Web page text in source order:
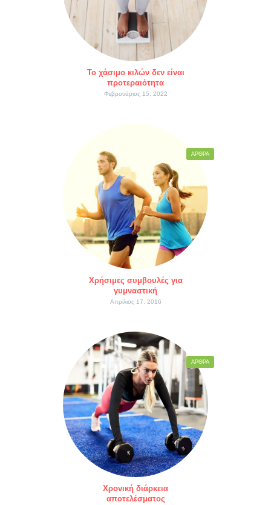
Το χάσιμο κιλών δεν είναι
προτεραιότητα
Φεβρουάριος 15, 2022
Χρήσιμες συμβουλές για
γυμναστική
Απρίλιος 17, 2016
ΆΡΘΡΑ
Χρονική διάρκεια
αποτελέσματος
ΆΡΘΡΑ